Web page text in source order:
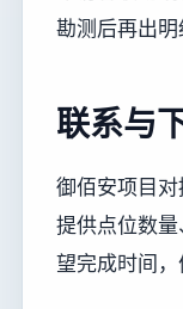
勘测后再出明
联系与
御佰安项目
提供点位数
望完成时间，